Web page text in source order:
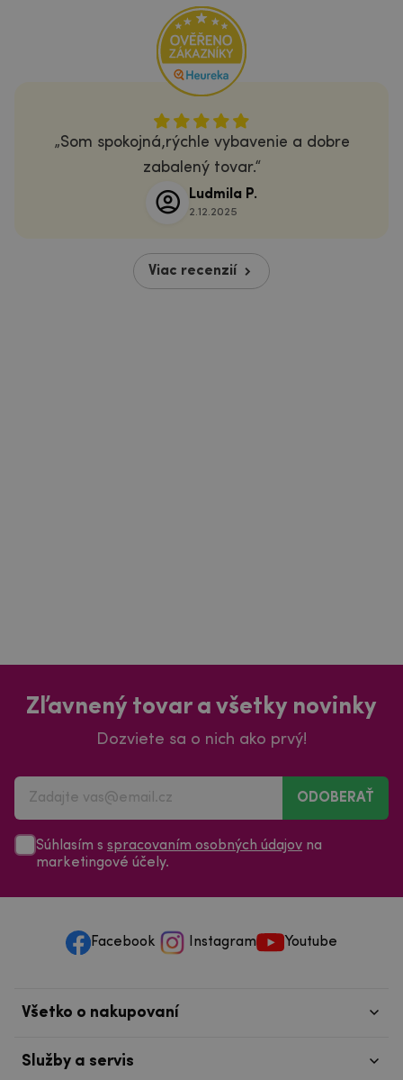
Som spokojná,rýchle vybavenie a dobre
zabalený tovar.
Ludmila P.
2.12.2025
Viac recenzií
Zľavnený tovar a všetky novinky
Dozviete sa o nich ako prvý!
ODOBERAŤ
Súhlasím s spracovaním osobných údajov na
marketingové účely.
Facebook Instagram Youtube
Všetko o nakupovaní
Služby a servis